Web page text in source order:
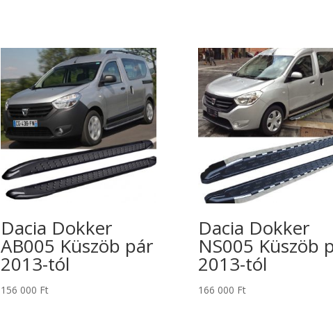
Dacia Dokker
AB005 Küszöb pár
2013-tól
156 000 Ft
Dacia Dokker
NS005 Küszöb
2013-tól
166 000 Ft